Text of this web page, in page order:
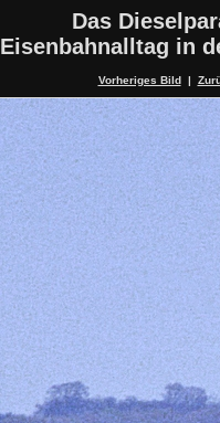
Das
Eisenbahnalltag in
Vorheriges Bild